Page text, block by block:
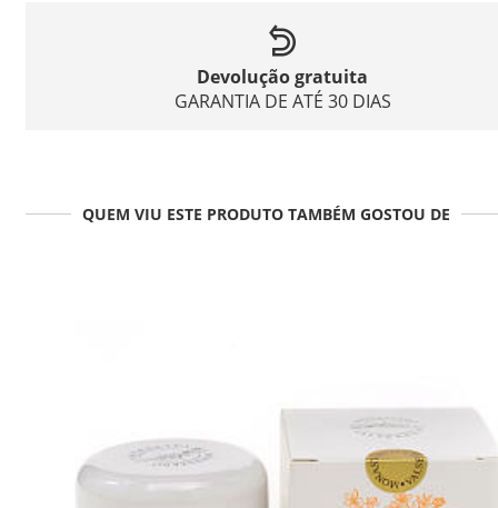
Devolução gratuita
GARANTIA DE ATÉ 30 DIAS
QUEM VIU ESTE PRODUTO TAMBÉM GOSTOU DE